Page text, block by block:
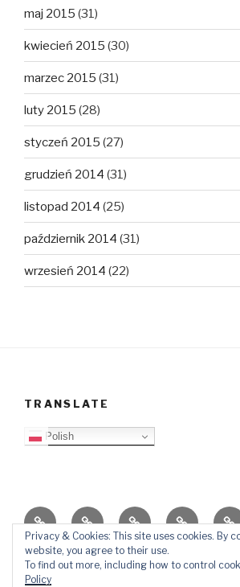
maj 2015 (31)
kwiecień 2015 (30)
marzec 2015 (31)
luty 2015 (28)
styczeń 2015 (27)
grudzień 2014 (31)
listopad 2014 (25)
październik 2014 (31)
wrzesień 2014 (22)
TRANSLATE
Polish
O
blogu
Top
Lista
Ewangelizacja
Father
Daniel
KontaktŚlady
Privacy & Cookies: This site uses cookies. By
website, you agree to their use.
To find out more, including how to control
Policy